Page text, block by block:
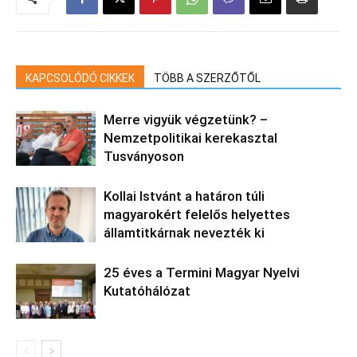
KAPCSOLÓDÓ CIKKEK TÖBB A SZERZŐTŐL
Merre vigyük végzetünk? –
Nemzetpolitikai kerekasztal
Tusványoson
Kollai Istvánt a határon túli
magyarokért felelős helyettes
államtitkárnak nevezték ki
25 éves a Termini Magyar Nyelvi
Kutatóhálózat